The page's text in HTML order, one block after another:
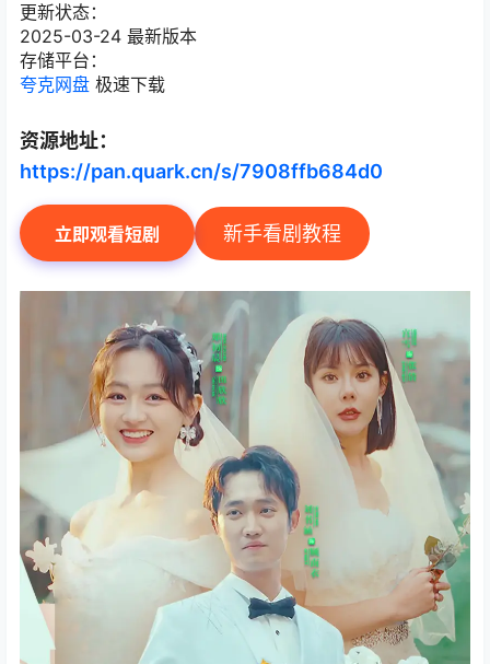
更新状态：
2025-03-24 最新版本
存储平台：
夸克网盘 极速下载
资源地址：
https://pan.quark.cn/s/7908ffb684d0
立即观看短剧 新手看剧教程